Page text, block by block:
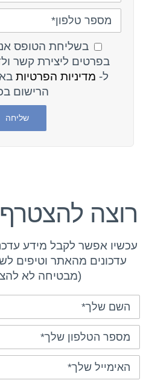
בשליחת הטופס
בפרטים ליצירת קשר
ל- מדיניות הפרטיות
הרישום
רוצה להצטרף
עכשיו אפשר לקבל מידע
עדכונים מהאתר וטיפים
(מבטיחה לא